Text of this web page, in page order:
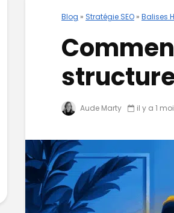
Blog » Stratégie SEO » Balises
Aude Marty il y a 1